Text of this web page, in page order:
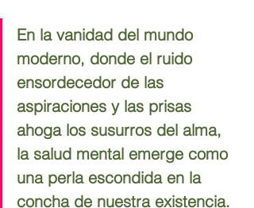
En la vanidad del mundo
moderno, donde el ruido
ensordecedor de las
aspiraciones y las prisas
ahoga los susurros del alma,
la salud mental emerge como
una perla escondida en la
concha de nuestra existencia.